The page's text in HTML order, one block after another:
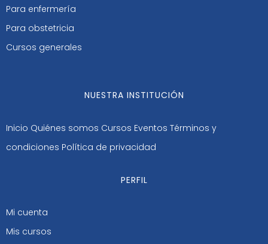
Para enfermería
Para obstetricia
Cursos generales
NUESTRA INSTITUCIÓN
Inicio Quiénes somos Cursos Eventos Términos y
condiciones Política de privacidad
PERFIL
Mi cuenta
Mis cursos